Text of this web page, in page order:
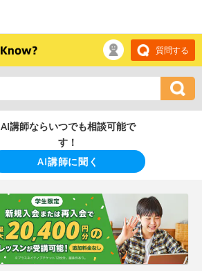
質問する
AI講師ならいつでも相談可能で
す！
AI講師に聞く